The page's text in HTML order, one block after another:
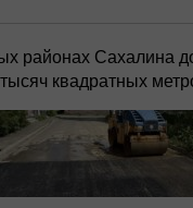
районах Сахалина
квадратных